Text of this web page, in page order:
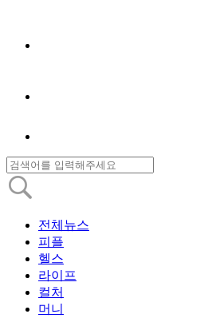
전체뉴스
피플
헬스
라이프
컬처
머니